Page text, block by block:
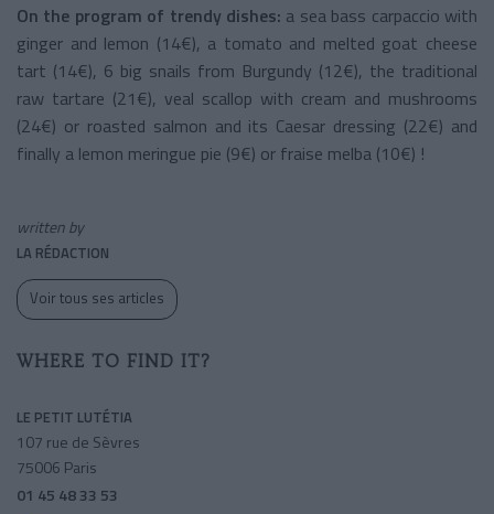
On the program of trendy dishes: a sea bass carpaccio with
ginger and lemon (14€), a tomato and melted goat cheese
tart (14€), 6 big snails from Burgundy (12€), the traditional
raw tartare (21€), veal scallop with cream and mushrooms
(24€) or roasted salmon and its Caesar dressing (22€) and
finally a lemon meringue pie (9€) or fraise melba (10€) !
written by
LA RÉDACTION
Voir tous ses articles
WHERE TO FIND IT?
LE PETIT LUTÉTIA
107 rue de Sèvres
75006 Paris
01 45 48 33 53